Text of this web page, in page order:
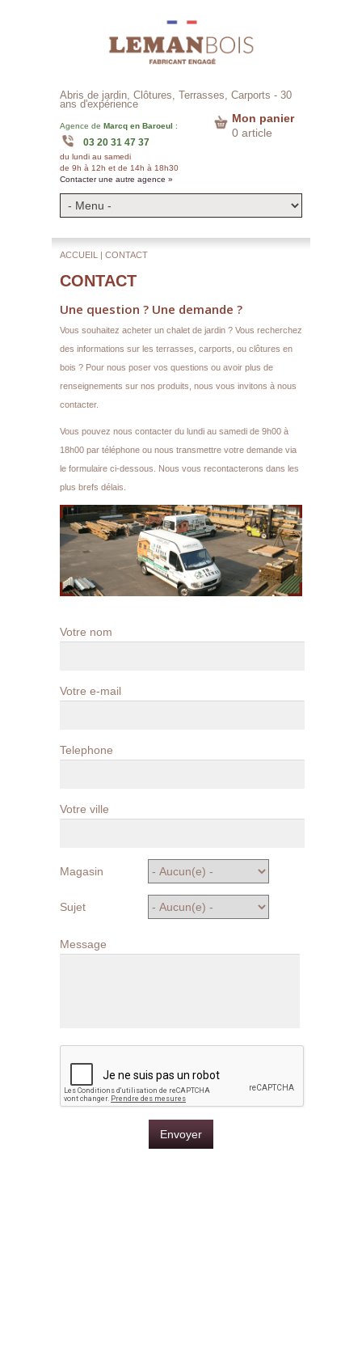
Abris de jardin, Clôtures, Terrasses, Carports - 30
ans d'expérience
Agence de Marcq en Baroeul :
03 20 31 47 37
Contacter une autre agence »
du lundi au samedi
de 9h à 12h et de 14h à 18h30
Mon panier
0 article
ACCUEIL | CONTACT
CONTACT
Une question ? Une demande ?
Vous souhaitez acheter un chalet de jardin ? Vous recherchez
des informations sur les terrasses, carports, ou clôtures en
bois ? Pour nous poser vos questions ou avoir plus de
renseignements sur nos produits, nous vous invitons à nous
contacter.
Vous pouvez nous contacter du lundi au samedi de 9h00 à
18h00 par téléphone ou nous transmettre votre demande via
le formulaire ci-dessous. Nous vous recontacterons dans les
plus brefs délais.
Votre nom
Votre e-mail
Telephone
Votre ville
Magasin
Sujet
Message